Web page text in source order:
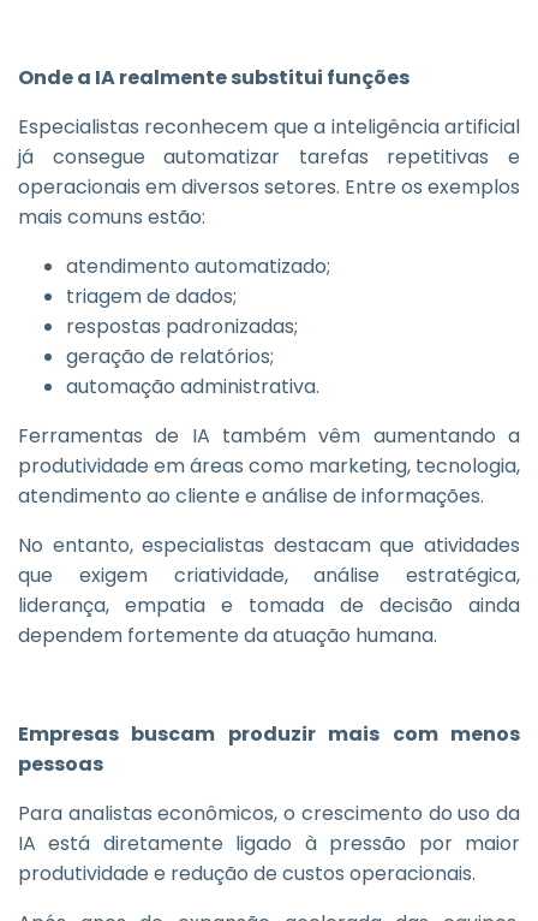
Onde a IA realmente substitui funções
Especialistas reconhecem que a inteligência artificial
já consegue automatizar tarefas repetitivas e
operacionais em diversos setores. Entre os exemplos
mais comuns estão:
atendimento automatizado;
triagem de dados;
respostas padronizadas;
geração de relatórios;
automação administrativa.
Ferramentas de IA também vêm aumentando a
produtividade em áreas como marketing, tecnologia,
atendimento ao cliente e análise de informações.
No entanto, especialistas destacam que atividades
que exigem criatividade, análise estratégica,
liderança, empatia e tomada de decisão ainda
dependem fortemente da atuação humana.
Empresas buscam produzir mais com menos
pessoas
Para analistas econômicos, o crescimento do uso da
IA está diretamente ligado à pressão por maior
produtividade e redução de custos operacionais.